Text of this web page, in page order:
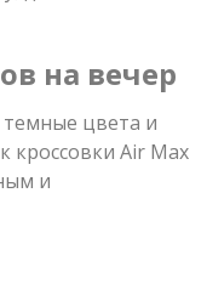
на вечер
цвета и
кроссовки Air Max
и